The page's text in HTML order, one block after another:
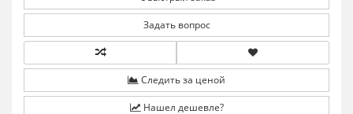
Задать вопрос
Следить за ценой
Нашел дешевле?